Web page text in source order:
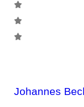
Johannes